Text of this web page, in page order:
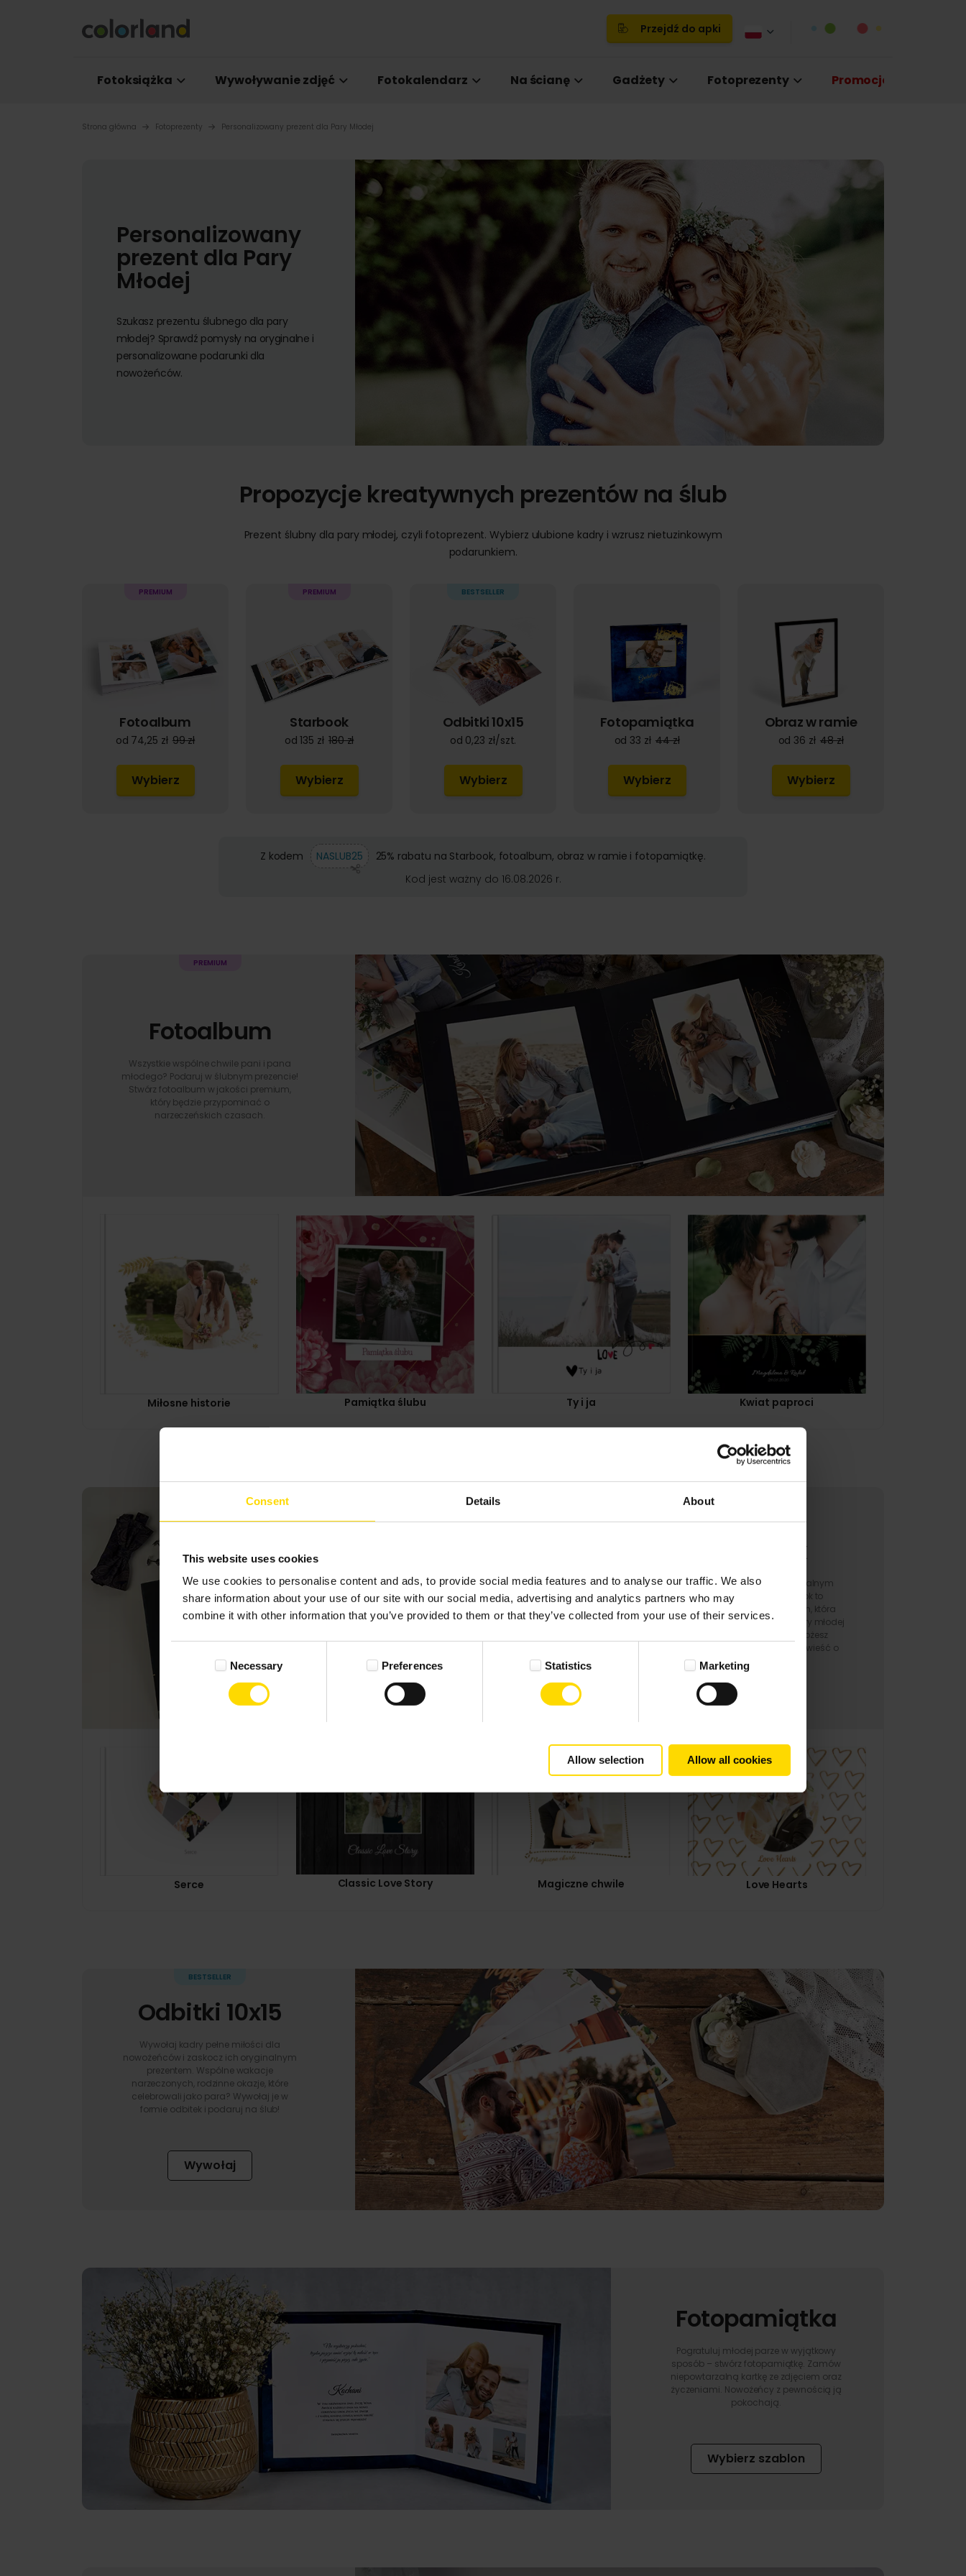
Consent Details About
This website uses cookies
We use cookies to personalise content and ads, to provide social media features and to analyse our traffic. We also
share information about your use of our site with our social media, advertising and analytics partners who may
combine it with other information that you’ve provided to them or that they’ve collected from your use of their services.
Necessary Preferences Statistics Marketing
Allow selection Allow all cookies
Przejdź do apki
Fotoksiążka Wywoływanie zdjęć Fotokalendarz Na ścianę Gadżety Fotoprezenty Promocje
Strona główna Fotoprezenty Personalizowany prezent dla Pary Młodej
Personalizowany
prezent dla Pary
Młodej
Szukasz prezentu ślubnego dla pary
młodej? Sprawdź pomysły na oryginalne i
personalizowane podarunki dla
nowożeńców.
Propozycje kreatywnych prezentów na ślub
Prezent ślubny dla pary młodej, czyli fotoprezent. Wybierz ulubione kadry i wzrusz nietuzinkowym
podarunkiem.
Fotoalbum
od 74,25 zł 99 zł
Wybierz
Starbook
od 135 zł 180 zł
Wybierz
Odbitki 10x15
od 0,23 zł/szt.
Wybierz
Fotopamiątka
od 33 zł 44 zł
Wybierz
Obraz w ramie
od 36 zł 48 zł
Wybierz
Z kodem NASLUB25
25% rabatu na Starbook, fotoalbum, obraz w ramie i fotopamiątkę.
Kod jest ważny do 16.08.2026 r.
Fotoalbum
Wszystkie wspólne chwile pani i pana
młodego? Podaruj w ślubnym prezencie!
Stwórz fotoalbum w jakości premium,
który będzie przypominać o
narzeczeńskich czasach.
Miłosne historie Pamiątka ślubu Ty i ja Kwiat paproci
Starbook
Zabłyśnij eleganckim i oryginalnym
prezentem na ślub. Starbook to
fotoksiążka w jakości premium, która
pomieści wyjątkowe zdjęcia pary młodej
z czasów narzeczeństwa. Możesz
stworzyć dzięki niej piękną opowieść o
miłości młodych.
Serce Classic Love Story Magiczne chwile Love Hearts
Odbitki 10x15
Wywołaj kadry pełne miłości dla
nowożeńców i zaskocz ich oryginalnym
prezentem. Wspólne wakacje
narzeczonych, rodzinne okazje, które
celebrowali jako para? Wywołaj je w
formie odbitek i podaruj na ślub!
Wywołaj
Fotopamiątka
Pogratuluj młodej parze w wyjątkowy
sposób – stwórz fotopamiątkę. Zamów
niepowtarzalną kartkę ze zdjęciem oraz
życzeniami. Nowożeńcy z pewnością ją
pokochają.
Wybierz szablon